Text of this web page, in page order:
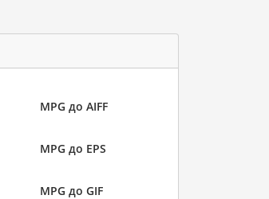
MPG до AIFF
MPG до EPS
MPG до GIF